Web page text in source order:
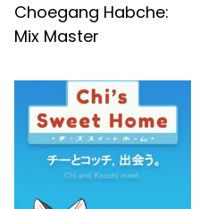
Choegang Habche:
Mix Master